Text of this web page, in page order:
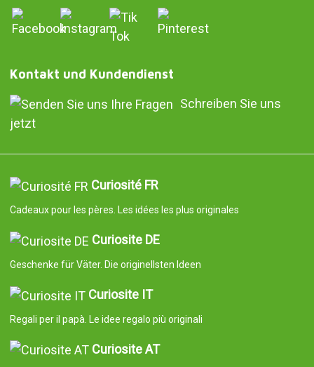
Kontakt und Kundendienst
Schreiben Sie uns
jetzt
Curiosité FR
Cadeaux pour les pères. Les idées les plus originales
Curiosite DE
Geschenke für Väter. Die originellsten Ideen
Curiosite IT
Regali per il papà. Le idee regalo più originali
Curiosite AT